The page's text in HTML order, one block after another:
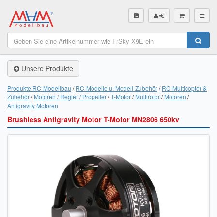
SHOP
Unsere Produkte
Servo Finder
BL-Motor Finder
Räder Finder
Luftschrauben Finder
Sendungsverfolgung DHL
Unsere Produkte
Produkte RC-Modellbau RC-Modelle u. Modell-Zubehör RC-Multicopter &
Zubehör Motoren / Regler / Propeller T-Motor Multirotor Motoren
Antigravity Motoren
Brushless Antigravity Motor T-Motor MN2806 650kv